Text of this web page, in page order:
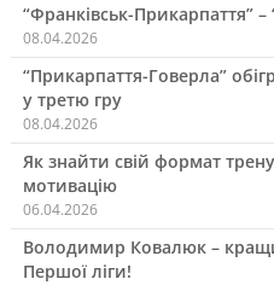
“Франківськ-Прикарпаття”
08.04.2026
“Прикарпаття-Говерла”
у третю гру
08.04.2026
Як знайти свій формат
мотивацію
06.04.2026
Володимир Ковалюк –
Першої ліги!